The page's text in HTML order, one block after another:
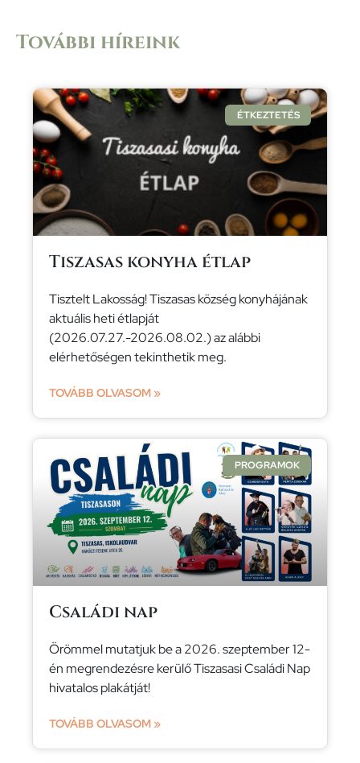
További híreink
ÉTKEZTETÉS
Tiszasas konyha étlap
Tisztelt Lakosság! Tiszasas község konyhájának
aktuális heti étlapját
(2026.07.27.-2026.08.02.) az alábbi
elérhetőségen tekinthetik meg.
TOVÁBB OLVASOM »
PROGRAMOK
Családi nap
Örömmel mutatjuk be a 2026. szeptember 12-
én megrendezésre kerülő Tiszasasi Családi Nap
hivatalos plakátját!
TOVÁBB OLVASOM »